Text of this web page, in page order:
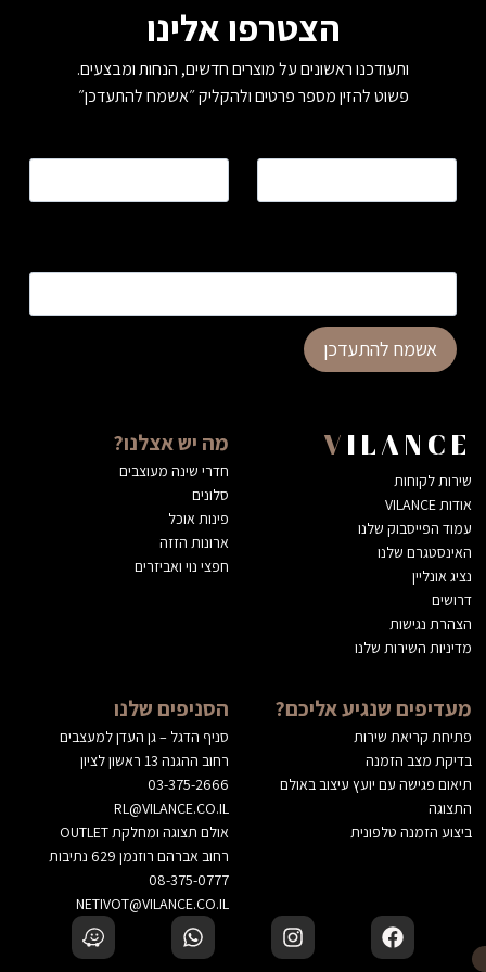
הצטרפו אלינו
ותעודכנו ראשונים על מוצרים חדשים, הנחות ומבצעים.
פשוט להזין מספר פרטים ולהקליק ״אשמח להתעדכן״
אשמח להתעדכן
VILANCE
שירות לקוחות
אודות VILANCE
עמוד הפייסבוק שלנו
האינסטגרם שלנו
נציג אונליין
דרושים
הצהרת נגישות
מדיניות השירות שלנו
מה יש אצלנו?
חדרי שינה מעוצבים
סלונים
פינות אוכל
ארונות הזזה
חפצי נוי ואביזרים
מעדיפים שנגיע אליכם?
פתיחת קריאת שירות
בדיקת מצב הזמנה
תיאום פגישה עם יועץ עיצוב באולם
התצוגה
ביצוע הזמנה טלפונית
הסניפים שלנו
סניף הדגל – גן העדן למעצבים
רחוב ההגנה 13 ראשון לציון
03-375-2666
RL@VILANCE.CO.IL
אולם תצוגה ומחלקת OUTLET
רחוב אברהם רוזנמן 629 נתיבות
08-375-0777
NETIVOT@VILANCE.CO.IL